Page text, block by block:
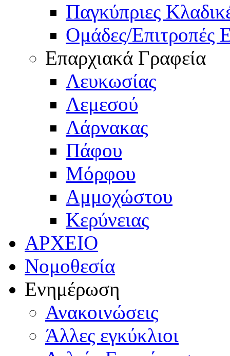
Παγκύπριες
Ομάδες/Επιτροπές
Επαρχιακά Γραφεία
Λευκωσίας
Λεμεσού
Λάρνακας
Πάφου
Μόρφου
Αμμοχώστου
Κερύνειας
ΑΡΧΕΙΟ
Νομοθεσία
Ενημέρωση
Ανακοινώσεις
Άλλες εγκύκλιοι